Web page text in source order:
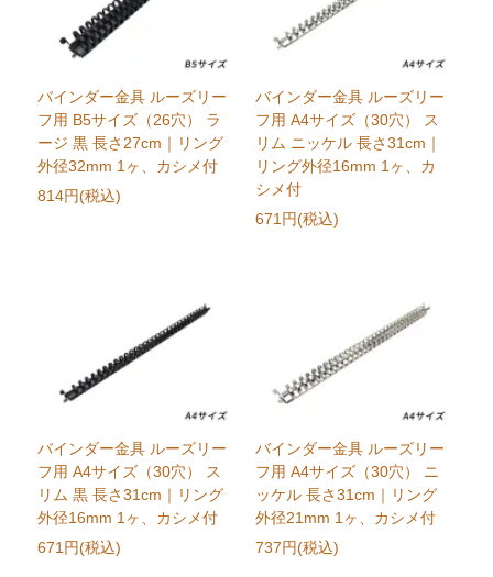
バインダー金具 ルーズリー
フ用 B5サイズ（26穴） ラ
ージ 黒 長さ27cm｜リング
外径32mm 1ヶ、カシメ付
814円(税込)
バインダー金具 ルーズリー
フ用 A4サイズ（30穴） ス
リム ニッケル 長さ31cm｜
リング外径16mm 1ヶ、カ
シメ付
671円(税込)
バインダー金具 ルーズリー
フ用 A4サイズ（30穴） ス
リム 黒 長さ31cm｜リング
外径16mm 1ヶ、カシメ付
671円(税込)
バインダー金具 ルーズリー
フ用 A4サイズ（30穴） ニ
ッケル 長さ31cm｜リング
外径21mm 1ヶ、カシメ付
737円(税込)